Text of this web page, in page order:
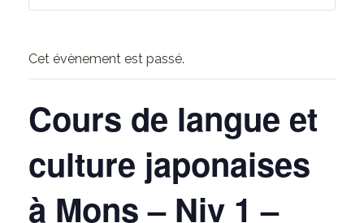
Cet évènement est passé.
Cours de langue et
culture japonaises
à Mons – Niv 1 –